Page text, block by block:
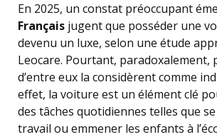
En 2025, un constat préoccupant
Français jugent que posséder une
devenu un luxe, selon une étude
Leocare. Pourtant, paradoxalement,
d’entre eux la considèrent comme
effet, la voiture est un élément clé
des tâches quotidiennes telles que
travail ou emmener les enfants à